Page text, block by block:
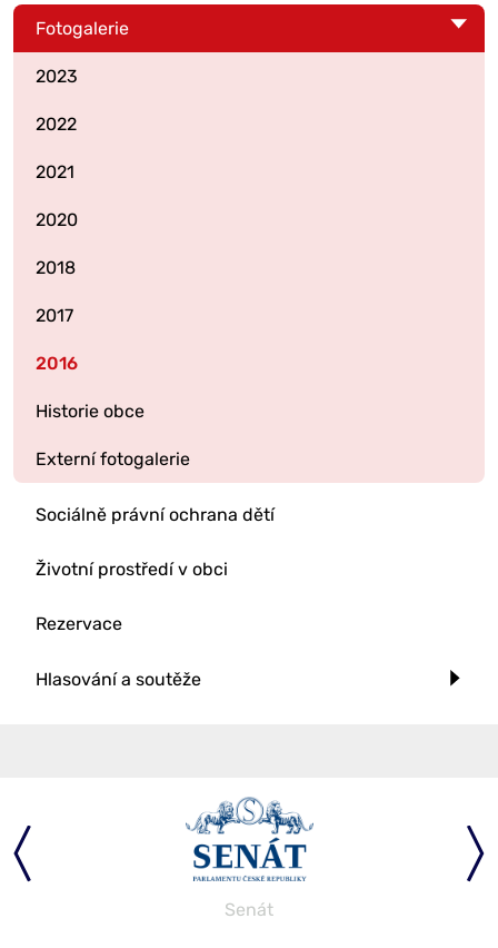
Fotogalerie
2023
2022
2021
2020
2018
2017
2016
Historie obce
Externí fotogalerie
Sociálně právní ochrana dětí
Životní prostředí v obci
Rezervace
Hlasování a soutěže
Parlament